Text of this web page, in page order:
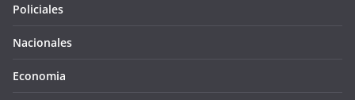
Policiales
Nacionales
Economia